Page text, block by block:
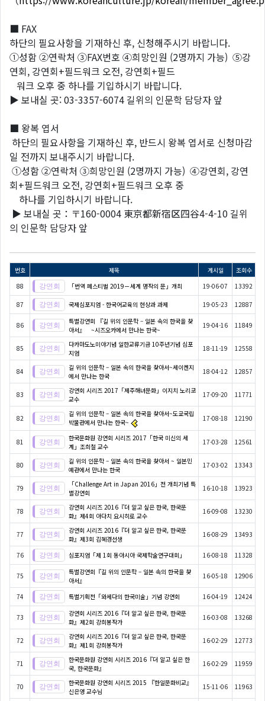
■ FAX
하단의 필요사항을 기재하신 후, 신청해주시기 바랍니다.
①성함 ②연락처 ③FAX번호 ④희망인원 (2명까지 가능) ⑤강
연회, 강연회+필드워크 오전, 강연회+필드
워크 오후 중 하나를 기입하시기 바랍니다.
▶ 보내실 곳: 03-3357-6074 길위의 인문학 담당자 앞
■ 왕복 엽서
하단의 필요사항을 기재하신 후, 반드시 왕복 엽서로 신청마감
일 전까지 보내주시기 바랍니다.
①성함 ②연락처 ③희망인원 (2명까지 가능) ④강연회, 강연
회+필드워크 오전, 강연회+필드워크 오후 중
하나를 기입하시기 바랍니다.
▶ 보내실 곳：〒160-0004 東京都新宿区四谷4-4-10 길위
의 인문학 담당자 앞
번호 제목 게시일
조회수
88
「번역 페스티벌 2019－세계 명작의 문」개최 19-06-07 13392
87 국제심포지엄 - 한국어교육의 현상과 과제 19-05-23 12887
86
특별강연회 『길 위의 인문학 – 일본 속의 한국을 찾
아서』 ~시즈오카에서 만나는 한국~
19-04-16 11849
85
다카마도노미야기념 일한교류기금 10주년기념 심포
지엄
18-11-19 12558
84
길 위의 인문학 – 일본 속의 한국을 찾아서~세이켄지
에서 만나는 한국
18-04-12 12857
83
강연회 시리즈 2017「제주해녀문화」이지치 노리코
교수
17-09-20 11771
82
길 위의 인문학 – 일본 속의 한국을 찾아서~도쿄국립
박물관에서 만나는 한국~
17-08-18 12190
81
한국문화원 강연회 시리즈 2017「한국 미신의 세
계」조희철 교수
17-03-28 12561
80
길 위의 인문학 – 일본 속의 한국을 찾아서 ~ 일본민
예관에서 만나는 한국
17-03-02 13343
79
「Challenge Art in Japan 2016」전 개최기념 특
별강연회
16-10-18 13923
78
강연회 시리즈 2016『더 알고 싶은 한국, 한국문
화』제4회 아다치 요시히로 교수
16-09-08 13230
77
강연회 시리즈 2016『더 알고 싶은 한국, 한국문
화』제3회 김혜경선생
16-08-29 13493
76 심포지엄「제 1회 동아시아 국제학술연구대회」 16-08-18 11328
75
특별강연회『길 위의 인문학 – 일본 속의 한국을 찾
아서』
16-05-18 12906
74 특별기획전「와세다의 한국미술」기념 강연회 16-04-19 12424
73
강연회 시리즈 2016『더 알고 싶은 한국, 한국문
화』제2회 강희봉작가
16-03-08 13268
72
강연회 시리즈 2016『더 알고 싶은 한국, 한국문
화』제1회 강희봉작가
16-02-29 12773
71
한국문화원 강연회 시리즈 2016『더 알고 싶은 한
국, 한국문화』
16-02-29 11959
70
한국문화원 강연회 시리즈 2015 『한일문화비교』
신은영 교수님
15-11-06 11963